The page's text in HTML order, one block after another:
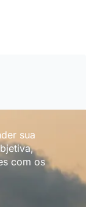
sua
com os